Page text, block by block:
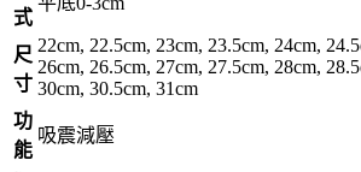
式
尺
寸
22cm, 22.5cm, 23cm, 23.5cm, 24cm,
26cm, 26.5cm, 27cm, 27.5cm, 28cm,
30cm, 30.5cm, 31cm
功
能
吸震減壓